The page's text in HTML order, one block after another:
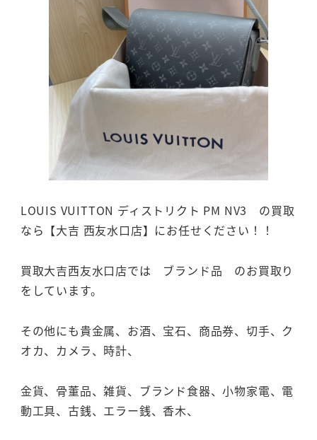
LOUIS VUITTON ディストリクト PM NV3 の買取
なら【大吉 西友水口店】にお任せください！！
買取大吉西友水口店では ブランド品 のお買取り
をしています。
その他にも貴金属、お酒、宝石、商品券、切手、ク
オカ、カメラ、時計、
金貨、骨董品、雑貨、ブランド食器、小物家電、電
動工具、古銭、エラー銭、香木、